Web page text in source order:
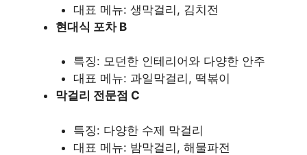
대표 메뉴: 생막걸리, 김치전
현대식 포차 B
특징: 모던한 인테리어와 다양한 안주
대표 메뉴: 과일막걸리, 떡볶이
막걸리 전문점 C
특징: 다양한 수제 막걸리
대표 메뉴: 밤막걸리, 해물파전